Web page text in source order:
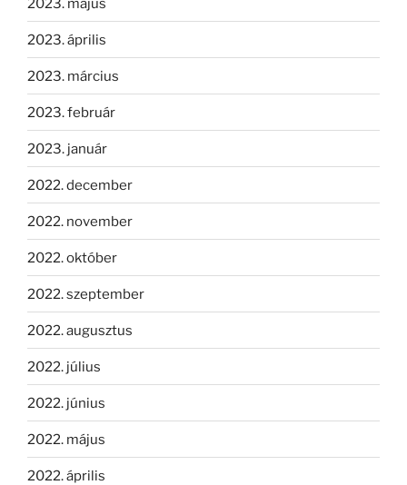
2023. április
2023. március
2023. február
2023. január
2022. december
2022. november
2022. október
2022. szeptember
2022. augusztus
2022. július
2022. június
2022. május
2022. április